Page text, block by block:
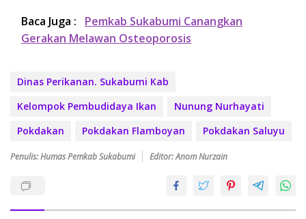
Baca Juga :
Pemkab Sukabumi Canangkan
Gerakan Melawan Osteoporosis
Dinas Perikanan. Sukabumi Kab
Kelompok Pembudidaya Ikan
Nunung Nurhayati
Pokdakan
Pokdakan Flamboyan Pokdakan Saluyu
Penulis: Humas Pemkab Sukabumi Editor: Anom Nurzain